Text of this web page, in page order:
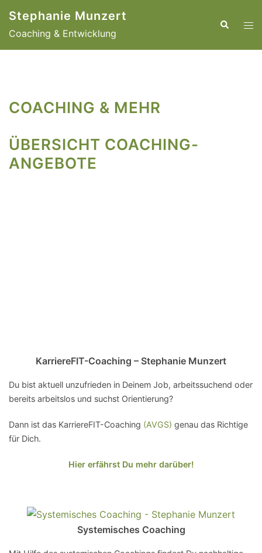
Inhalt
springen
Stephanie Munzert
Coaching & Entwicklung
Suche
COACHING & MEHR
ÜBERSICHT COACHING-
ANGEBOTE
KarriereFIT-Coaching – Stephanie Munzert
Du bist aktuell unzufrieden in Deinem Job, arbeitssuchend oder
bereits arbeitslos und suchst Orientierung?
Dann ist das KarriereFIT-Coaching (AVGS) genau das Richtige
für Dich.
Hier erfährst Du mehr darüber!
Systemisches Coaching